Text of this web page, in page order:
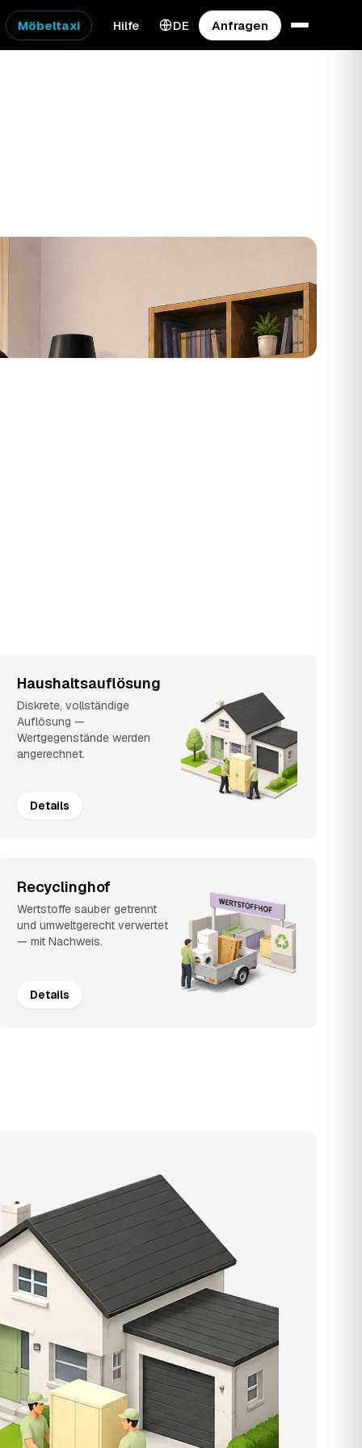
Möbeltaxi Hilfe DE Anfragen
Haushaltsauflösung
Diskrete, vollständige
Auflösung —
Wertgegenstände werden
angerechnet.
Details
Recyclinghof
Wertstoffe sauber getrennt
und umweltgerecht verwertet
— mit Nachweis.
Details